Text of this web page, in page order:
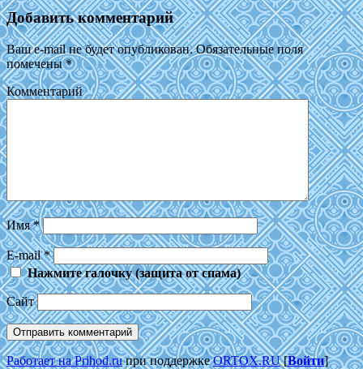
Добавить комментарий
Ваш e-mail не будет опубликован.Обязательные поля
помечены*
Комментарий
Имя*
E-mail*
Нажмите галочку (защита от спама)
Сайт
Работает на Prihod.ruпри поддержкеORTOX.RU[Войти]